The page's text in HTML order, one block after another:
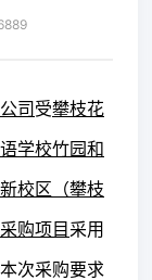
司 受攀枝花
学校竹园和
校区（攀枝
购项目 采用
次采购要求